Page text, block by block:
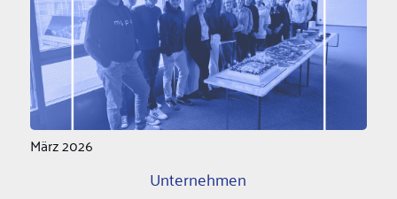
März 2026
Unternehmen